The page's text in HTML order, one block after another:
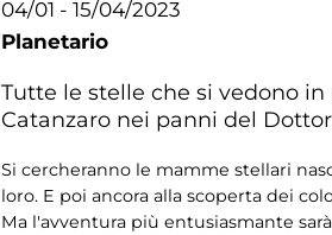
04/01 - 15/04/2023
Planetario
Tutte le stelle che si vedono
Catanzaro nei panni del
Si cercheranno le mamme stellari
loro. E poi ancora alla scoperta dei
Ma l'avventura più entusiasmante